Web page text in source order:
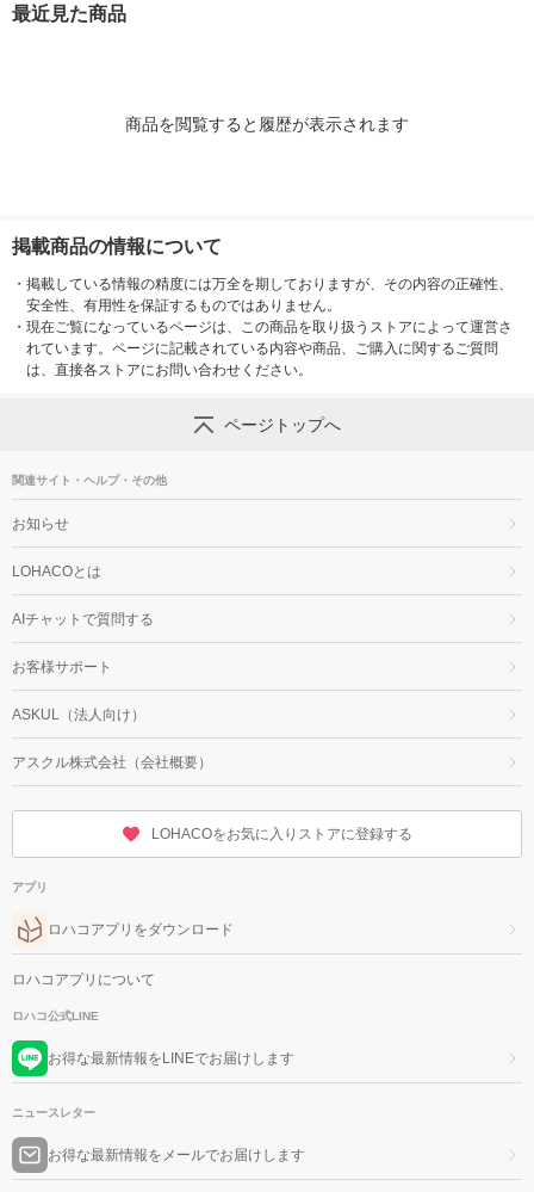
最近見た商品
商品を閲覧すると履歴が表示されます
掲載商品の情報について
・ 掲載している情報の精度には万全を期しておりますが、その内容の正確性、
安全性、有用性を保証するものではありません。
・ 現在ご覧になっているページは、この商品を取り扱うストアによって運営さ
れています。ページに記載されている内容や商品、ご購入に関するご質問
は、直接各ストアにお問い合わせください。
ページトップへ
関連サイト・ヘルプ・その他
お知らせ
LOHACOとは
AIチャットで質問する
お客様サポート
ASKUL（法人向け）
アスクル株式会社（会社概要）
LOHACOをお気に入りストアに登録する
アプリ
ロハコアプリをダウンロード
ロハコアプリについて
ロハコ公式LINE
お得な最新情報をLINEでお届けします
ニュースレター
お得な最新情報をメールでお届けします